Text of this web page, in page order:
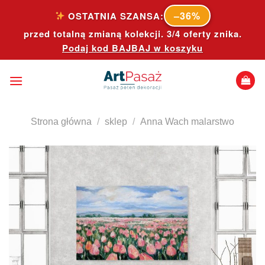
content
OSTATNIA SZANSA: –36%
przed totalną zmianą kolekcji. 3/4 oferty znika.
Podaj kod BAJBAJ w koszyku
Strona główna / sklep / Anna Wach malarstwo